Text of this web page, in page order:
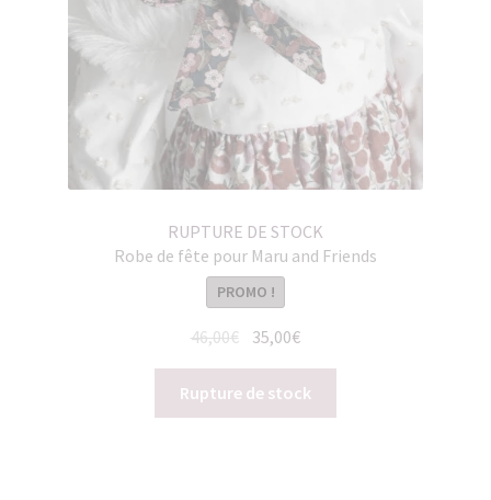
RUPTURE DE STOCK
Robe de fête pour Maru and Friends
PROMO !
46,00€ Le
prix
initial
était :
35,00€Le
prix
actuel
est :
Rupture de stock